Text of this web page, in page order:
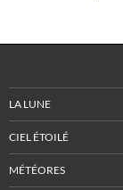
LA LUNE
CIEL ÉTOILÉ
MÉTÉORES